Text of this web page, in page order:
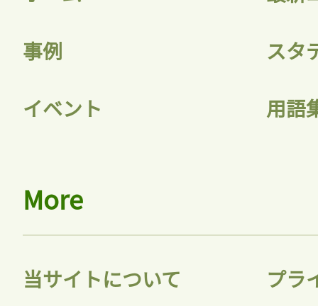
会員登録
事例 スタ
イベント 用語
More
当サイトについて プラ